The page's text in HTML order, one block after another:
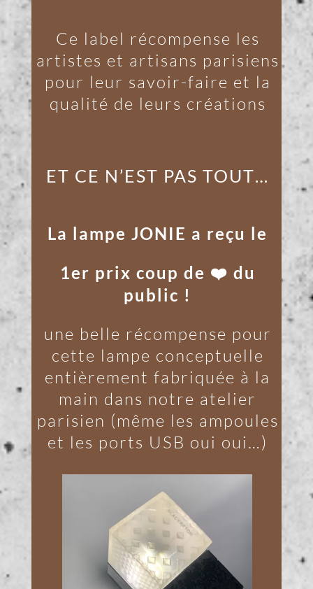
Ce label récompense les
artistes et artisans parisiens
pour leur savoir-faire et la
qualité de leurs créations
ET CE N’EST PAS TOUT…
La lampe JONIE a reçu le
1er prix coup de ❤️ du
public !
une belle récompense pour
cette lampe conceptuelle
entièrement fabriquée à la
main dans notre atelier
parisien (même les ampoules
et les ports USB oui oui…)